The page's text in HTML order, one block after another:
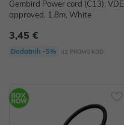
Gembird Power cord (C13), VDE
approved, 1.8m, White
3,45 €
Dodatnih -5% uz PROMO KOD